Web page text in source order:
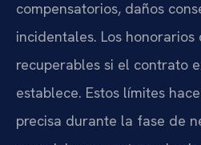
compensatorios, daños
incidentales. Los
recuperables si el contrato
establece. Estos límites
precisa durante la fase de